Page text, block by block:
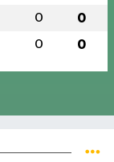
0 0
0 0